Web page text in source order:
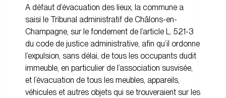
A défaut d’évacuation des lieux, la commune a
saisi le Tribunal administratif de Châlons-en-
Champagne, sur le fondement de l’article L. 521-3
du code de justice administrative, afin qu’il ordonne
l’expulsion, sans délai, de tous les occupants dudit
immeuble, en particulier de l’association susvisée,
et l’évacuation de tous les meubles, appareils,
véhicules et autres objets qui se trouveraient sur les